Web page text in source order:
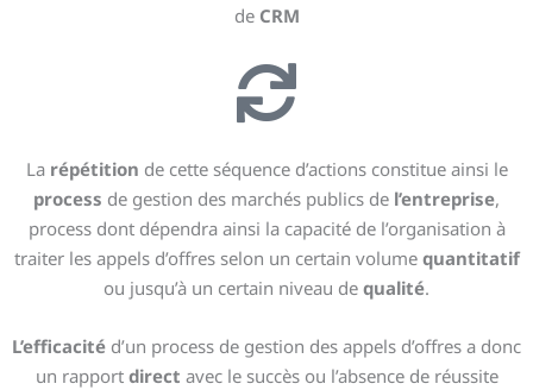
de CRM
La répétition de cette séquence d’actions constitue ainsi le
process de gestion des marchés publics de l’entreprise,
process dont dépendra ainsi la capacité de l’organisation à
traiter les appels d’offres selon un certain volume quantitatif
ou jusqu’à un certain niveau de qualité.
L’efficacité d’un process de gestion des appels d’offres a donc
un rapport direct avec le succès ou l’absence de réussite